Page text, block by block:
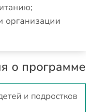
организации
о программе
и подростков